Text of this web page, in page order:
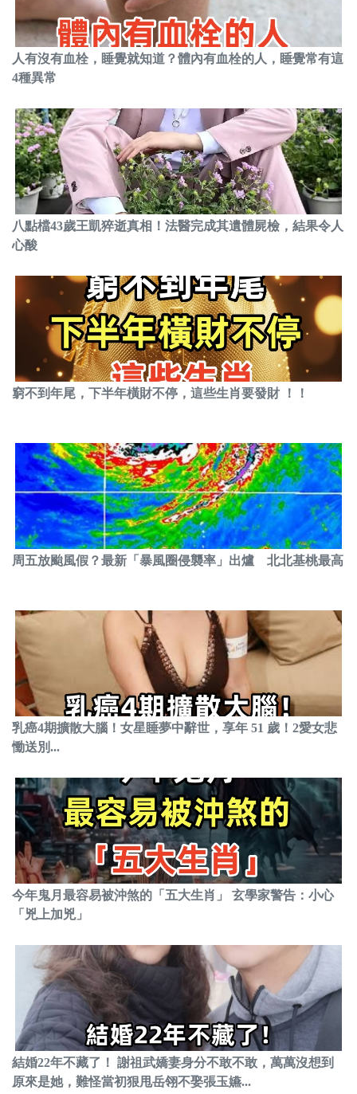
人有沒有血栓，睡覺就知道？體內有血栓的人，睡覺常有這
4種異常
八點檔43歲王凱猝逝真相！法醫完成其遺體屍檢，結果令人
心酸
窮不到年尾，下半年橫財不停，這些生肖要發財 ！！
周五放颱風假？最新「暴風圈侵襲率」出爐 北北基桃最高
乳癌4期擴散大腦！女星睡夢中辭世，享年 51 歲！2愛女悲
慟送別...
今年鬼月最容易被沖煞的「五大生肖」 玄學家警告：小心
「兇上加兇」
結婚22年不藏了！ 謝祖武嬌妻身分不敢不敢，萬萬沒想到
原來是她，難怪當初狠甩岳翎不娶張玉嬿...